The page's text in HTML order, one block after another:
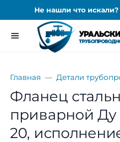
Не нашли что искали?
Главная Детали
Фланец
приварной Ду
20,